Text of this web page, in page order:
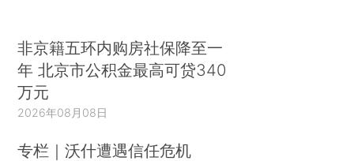
非京籍五环内购房社保降至一
年 北京市公积金最高可贷340
万元
2026年08月08日
专栏｜沃什遭遇信任危机